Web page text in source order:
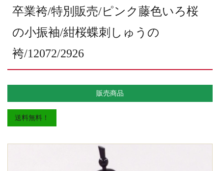
卒業袴/特別販売/ピンク藤色いろ桜
の小振袖/紺桜蝶刺しゅうの
袴/12072/2926
販売商品
送料無料！